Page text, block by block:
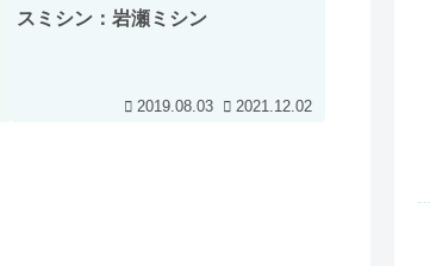
スミシン：岩瀬ミシン
2019.08.03 2021.12.02